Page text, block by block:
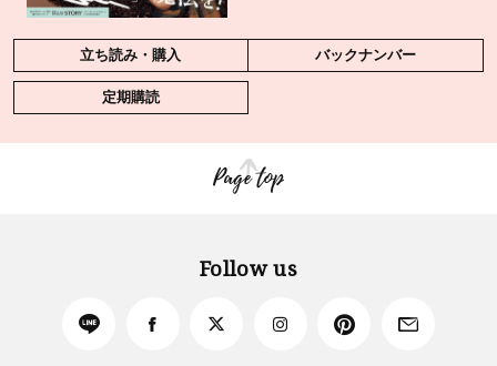
立ち読み・購入 バックナンバー
定期購読
Page top
Follow us